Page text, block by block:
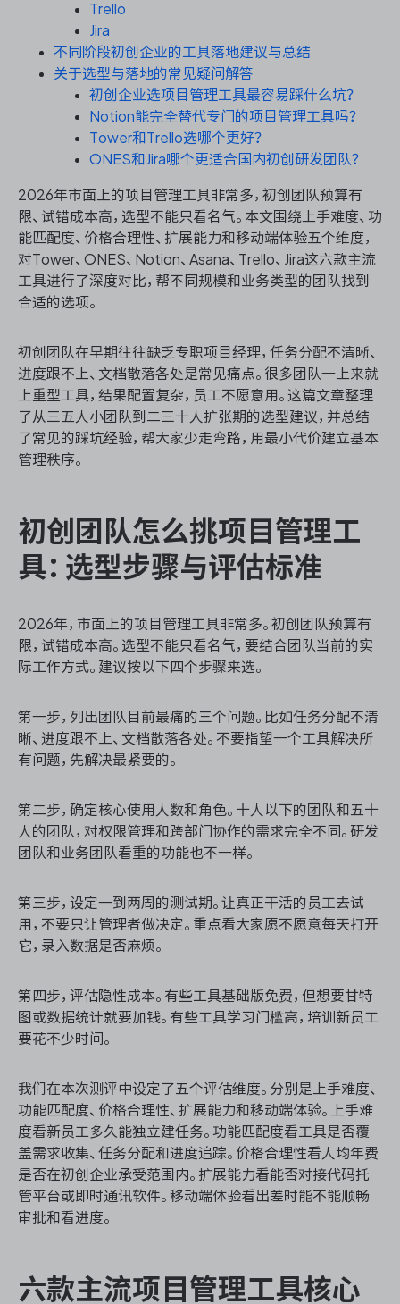
ONES 资讯
ONES 资讯
Trello
Jira
不同阶段初创企业的工具落地建议与总结
关于选型与落地的常见疑问解答
初创企业选项目管理工具最容易踩什么坑？
Notion能完全替代专门的项目管理工具吗？
Tower和Trello选哪个更好？
ONES和Jira哪个更适合国内初创研发团队？
2026年市面上的项目管理工具非常多，初创团队预算有
限、试错成本高，选型不能只看名气。本文围绕上手难度、功
能匹配度、价格合理性、扩展能力和移动端体验五个维度，
对Tower、ONES、Notion、Asana、Trello、Jira这六款主流
工具进行了深度对比，帮不同规模和业务类型的团队找到
合适的选项。
初创团队在早期往往缺乏专职项目经理，任务分配不清晰、
进度跟不上、文档散落各处是常见痛点。很多团队一上来就
上重型工具，结果配置复杂，员工不愿意用。这篇文章整理
了从三五人小团队到二三十人扩张期的选型建议，并总结
了常见的踩坑经验，帮大家少走弯路，用最小代价建立基本
管理秩序。
初创团队怎么挑项目管理工
具：选型步骤与评估标准
2026年，市面上的项目管理工具非常多。初创团队预算有
限，试错成本高。选型不能只看名气，要结合团队当前的实
际工作方式。建议按以下四个步骤来选。
第一步，列出团队目前最痛的三个问题。比如任务分配不清
晰、进度跟不上、文档散落各处。不要指望一个工具解决所
有问题，先解决最紧要的。
第二步，确定核心使用人数和角色。十人以下的团队和五十
人的团队，对权限管理和跨部门协作的需求完全不同。研发
团队和业务团队看重的功能也不一样。
第三步，设定一到两周的测试期。让真正干活的员工去试
用，不要只让管理者做决定。重点看大家愿不愿意每天打开
它，录入数据是否麻烦。
第四步，评估隐性成本。有些工具基础版免费，但想要甘特
图或数据统计就要加钱。有些工具学习门槛高，培训新员工
要花不少时间。
我们在本次测评中设定了五个评估维度。分别是上手难度、
功能匹配度、价格合理性、扩展能力和移动端体验。上手难
度看新员工多久能独立建任务。功能匹配度看工具是否覆
盖需求收集、任务分配和进度追踪。价格合理性看人均年费
是否在初创企业承受范围内。扩展能力看能否对接代码托
管平台或即时通讯软件。移动端体验看出差时能不能顺畅
审批和看进度。
六款主流项目管理工具核心